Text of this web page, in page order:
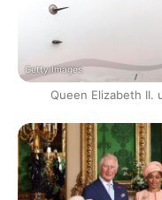
Getty Images
Queen Elizabeth II.